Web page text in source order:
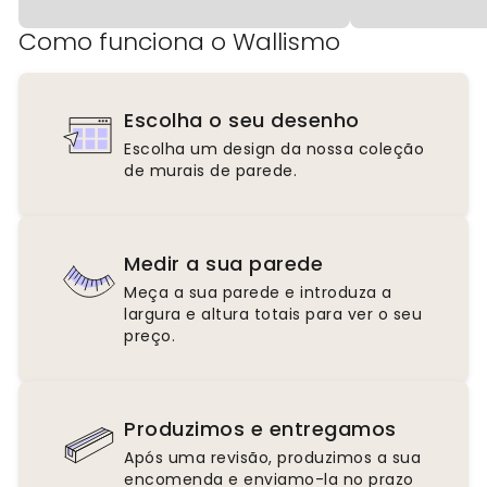
Como funciona o Wallismo
Escolha o seu desenho
Escolha um design da nossa coleção
de murais de parede.
Medir a sua parede
Meça a sua parede e introduza a
largura e altura totais para ver o seu
preço.
Produzimos e entregamos
Após uma revisão, produzimos a sua
encomenda e enviamo-la no prazo